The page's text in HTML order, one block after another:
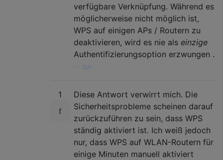
verfügbare Verknüpfung. Während es
möglicherweise nicht möglich ist,
WPS auf einigen APs / Routern zu
deaktivieren, wird es nie als einzige
Authentifizierungsoption erzwungen .
Iszi
1
Diese Antwort verwirrt mich. Die
Sicherheitsprobleme scheinen darauf
zurückzuführen zu sein, dass WPS
ständig aktiviert ist. Ich weiß jedoch
nur, dass WPS auf WLAN-Routern für
einige Minuten manuell aktiviert